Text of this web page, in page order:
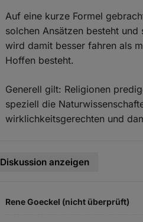
Auf eine kurze Formel
solchen Ansätzen besteht
wird damit besser fahren als
Hoffen besteht.
Generell gilt: Religionen
speziell die
wirklichkeitsgerechten und
Diskussion anzeigen
Rene Goeckel (nicht überprüft)